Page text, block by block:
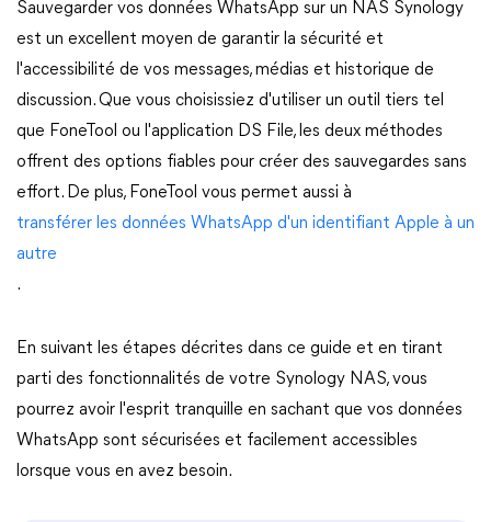
Sauvegarder vos données WhatsApp sur un NAS Synology
est un excellent moyen de garantir la sécurité et
l'accessibilité de vos messages, médias et historique de
discussion. Que vous choisissiez d'utiliser un outil tiers tel
que FoneTool ou l'application DS File, les deux méthodes
offrent des options fiables pour créer des sauvegardes sans
effort. De plus, FoneTool vous permet aussi à
transférer les données WhatsApp d'un identifiant Apple à un
autre
.
En suivant les étapes décrites dans ce guide et en tirant
parti des fonctionnalités de votre Synology NAS, vous
pourrez avoir l'esprit tranquille en sachant que vos données
WhatsApp sont sécurisées et facilement accessibles
lorsque vous en avez besoin.